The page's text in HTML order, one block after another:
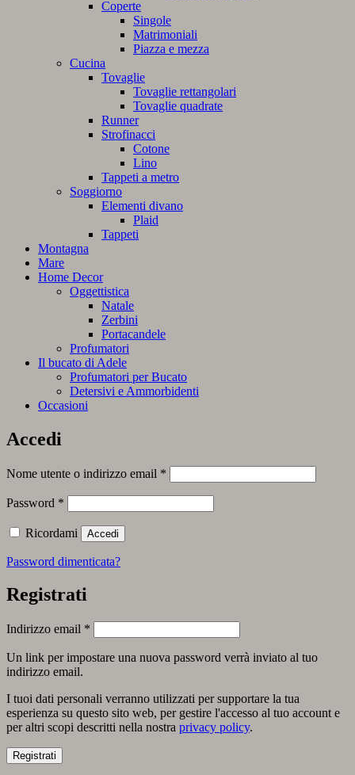
Coperte
Singole
Matrimoniali
Piazza e mezza
Cucina
Tovaglie
Tovaglie rettangolari
Tovaglie quadrate
Runner
Strofinacci
Cotone
Lino
Tappeti a metro
Soggiorno
Elementi divano
Plaid
Tappeti
Montagna
Mare
Home Decor
Oggettistica
Natale
Zerbini
Portacandele
Profumatori
Il bucato di Adele
Profumatori per Bucato
Detersivi e Ammorbidenti
Occasioni
Accedi
Nome utente o indirizzo email *
Password *
Ricordami Accedi
Password dimenticata?
Registrati
Indirizzo email *
Un link per impostare una nuova password verrà inviato al tuo
indirizzo email.
I tuoi dati personali verranno utilizzati per supportare la tua
esperienza su questo sito web, per gestire l'accesso al tuo account e
per altri scopi descritti nella nostra privacy policy.
Registrati